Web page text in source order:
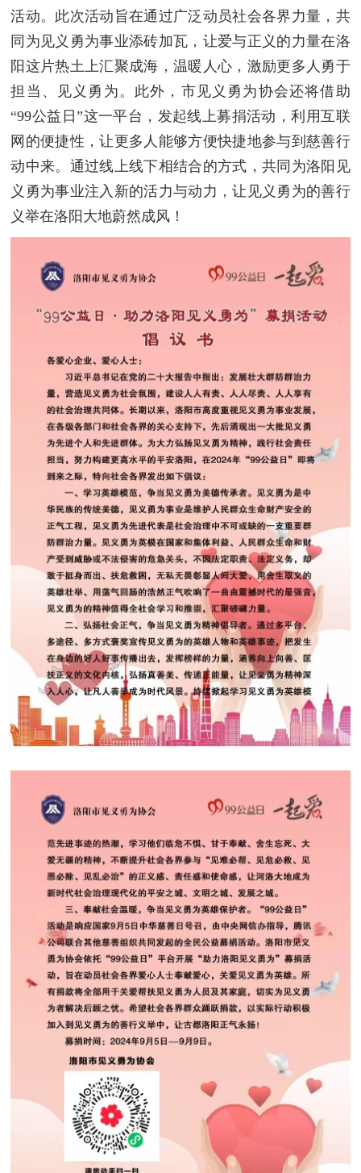
活动。此次活动旨在通过广泛动员社会各界力量，共
同为见义勇为事业添砖加瓦，让爱与正义的力量在洛
阳这片热土上汇聚成海，温暖人心，激励更多人勇于
担当、见义勇为。此外，市见义勇为协会还将借助
“99公益日”这一平台，发起线上募捐活动，利用互联
网的便捷性，让更多人能够方便快捷地参与到慈善行
动中来。通过线上线下相结合的方式，共同为洛阳见
义勇为事业注入新的活力与动力，让见义勇为的善行
义举在洛阳大地蔚然成风！